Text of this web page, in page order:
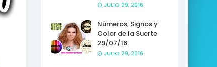
JULIO 29, 2016
Números, Signos y
Color de la Suerte
29/07/16
JULIO 29, 2016